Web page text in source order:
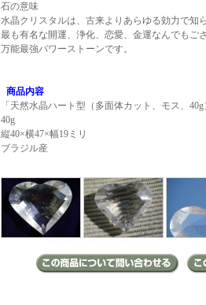
石の意味
水晶クリスタルは、古来よりあらゆる効力で知ら
最も有名な開運、浄化、恋愛、金運なんでもご
万能最強パワーストーンです。
商品内容
「天然水晶ハート型（多面体カット、モス、40g
40g
縦40×横47×幅19ミリ
ブラジル産